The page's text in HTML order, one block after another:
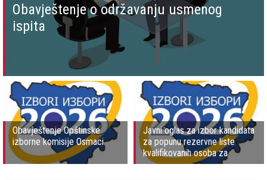
Obavještenje o održavanju usmenog
ispita
Obavještenje Opštinske
izborne komisije Osmaci
Javni oglas za izbor kandidata
za popunu rezervne liste
kvalifikovanih osoba za
imenovanje članova biračkih